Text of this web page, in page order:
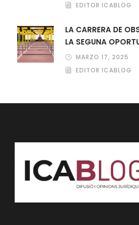
EDITOR ICABLOG
LA CARRERA DE
LA SEGUNA
MARZO 17, 2025
EDITOR ICABLOG